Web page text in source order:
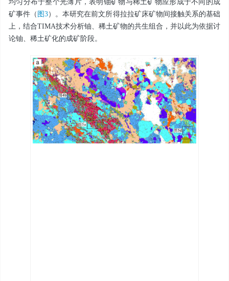
均匀分布于整个光薄片，表明铀矿物与稀土矿物应形成于不同的成
矿事件（ 图3）。本研究在前文所得拉拉矿床矿物间接触关系的基础
上，结合TIMA技术分析铀、稀土矿物的共生组合，并以此为依据讨
论铀、稀土矿化的成矿阶段。